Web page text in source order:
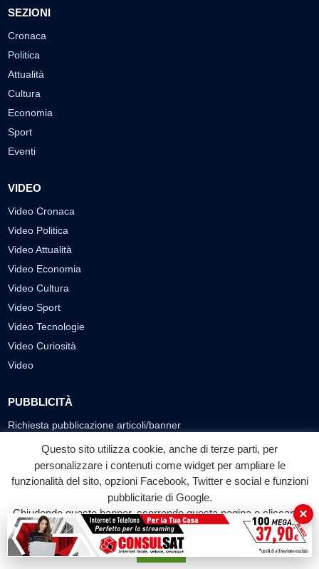
SEZIONI
Cronaca
Politica
Attualità
Cultura
Economia
Sport
Eventi
VIDEO
Video Cronaca
Video Politica
Video Attualità
Video Economia
Video Cultura
Video Sport
Video Tecnologie
Video Curiosità
Video
PUBBLICITÀ
Richiesta pubblicazione articoli/banner
SEGUICI SUI SOCIAL
f
Facebook
◎ ▶
YouTube
© 2026 LABTV - Tutti i diritti riservati
Questo sito utilizza cookie, anche di terze parti, per
personalizzare i contenuti come widget per ampliare le
funzionalità del sito, opzioni Facebook, Twitter e social e funzioni
pubblicitarie di Google.
Chiudendo questo banner, scorrendo questa pagina o cliccando
su qualunque suo elemento acconsenti all'uso dei cookie.
Accetta
×